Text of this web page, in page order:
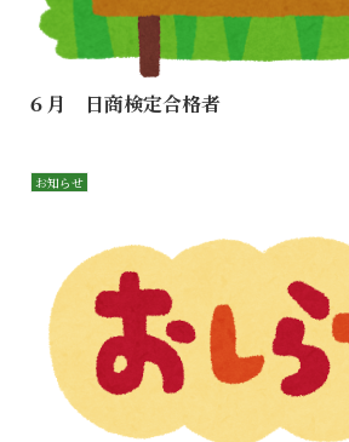
６月 日商検定合格者
お知らせ